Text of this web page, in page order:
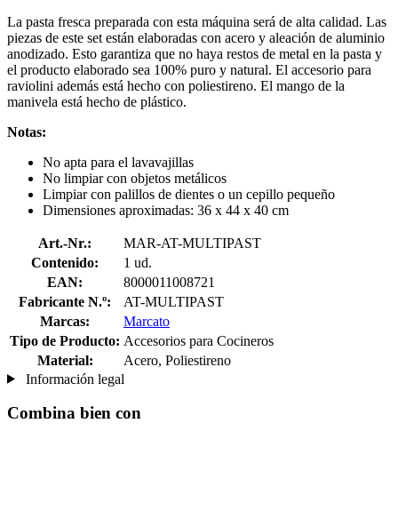
La pasta fresca preparada con esta máquina será de alta calidad. Las
piezas de este set están elaboradas con acero y aleación de aluminio
anodizado. Esto garantiza que no haya restos de metal en la pasta y
el producto elaborado sea 100% puro y natural. El accesorio para
raviolini además está hecho con poliestireno. El mango de la
manivela está hecho de plástico.
Notas:
No apta para el lavavajillas
No limpiar con objetos metálicos
Limpiar con palillos de dientes o un cepillo pequeño
Dimensiones aproximadas: 36 x 44 x 40 cm
Art.-Nr.:
MAR-AT-MULTIPAST
Contenido:
1 ud.
EAN:
8000011008721
Fabricante N.º:
AT-MULTIPAST
Marcas:
Marcato
Tipo de Producto: Accesorios para Cocineros
Material:
Acero, Poliestireno
Información legal
Combina bien con